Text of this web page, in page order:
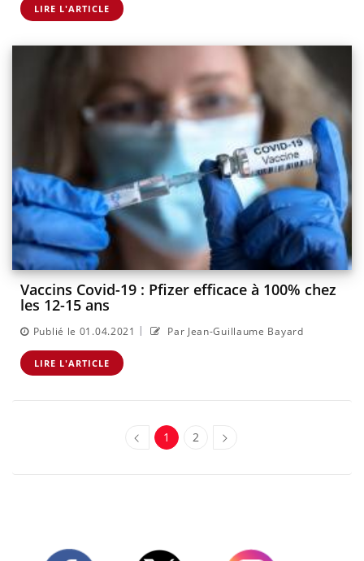
LIRE L'ARTICLE
Vaccins Covid-19 : Pfizer efficace à 100% chez
les 12-15 ans
Publié le 01.04.2021 | Par Jean-Guillaume Bayard
LIRE L'ARTICLE
1 2